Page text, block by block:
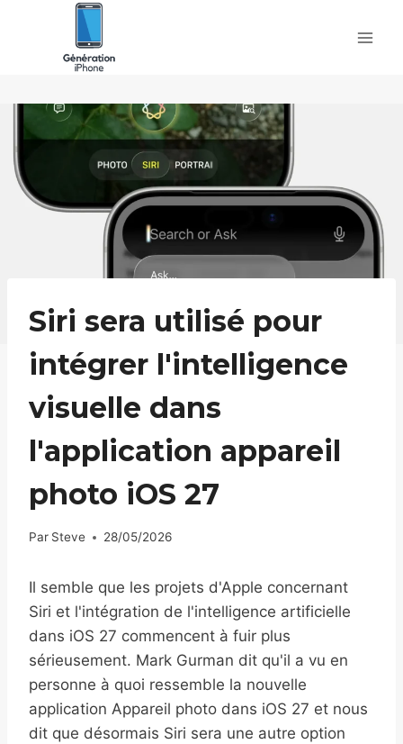
Siri sera utilisé pour
intégrer l'intelligence
visuelle dans
l'application appareil
photo iOS 27
Par Steve 28/05/2026
Il semble que les projets d'Apple concernant
Siri et l'intégration de l'intelligence artificielle
dans iOS 27 commencent à fuir plus
sérieusement. Mark Gurman dit qu'il a vu en
personne à quoi ressemble la nouvelle
application Appareil photo dans iOS 27 et nous
dit que désormais Siri sera une autre option